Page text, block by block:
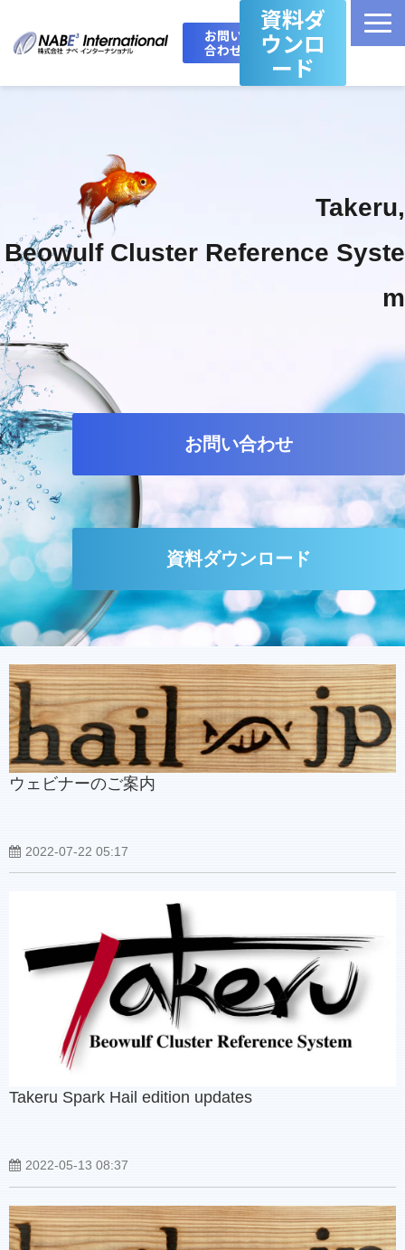
お問い
合わせ
資料ダ
ウンロ
ード
製品・サービス一覧
Takeru Boost 技術情報ブログ
会社概要
お問い合わせ
Takeru,
Beowulf Cluster Reference Syste
m
お問い合わせ
資料ダウンロード
ウェビナーのご案内
2022-07-22 05:17
Takeru Spark Hail edition updates
2022-05-13 08:37